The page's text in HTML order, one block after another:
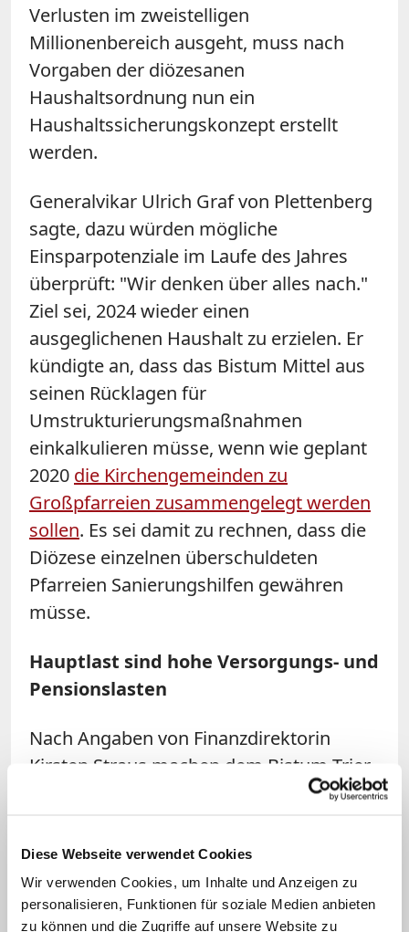
Diese Webseite verwendet Cookies
Wir verwenden Cookies, um Inhalte und Anzeigen zu
personalisieren, Funktionen für soziale Medien anbieten
zu können und die Zugriffe auf unsere Website zu
Verlusten im zweistelligen
Millionenbereich ausgeht, muss nach
Vorgaben der diözesanen
Haushaltsordnung nun ein
Haushaltssicherungskonzept erstellt
werden.
Generalvikar Ulrich Graf von Plettenberg
sagte, dazu würden mögliche
Einsparpotenziale im Laufe des Jahres
überprüft: "Wir denken über alles nach."
Ziel sei, 2024 wieder einen
ausgeglichenen Haushalt zu erzielen. Er
kündigte an, dass das Bistum Mittel aus
seinen Rücklagen für
Umstrukturierungsmaßnahmen
einkalkulieren müsse, wenn wie geplant
2020 die Kirchengemeinden zu
Großpfarreien zusammengelegt werden
sollen. Es sei damit zu rechnen, dass die
Diözese einzelnen überschuldeten
Pfarreien Sanierungshilfen gewähren
müsse.
Hauptlast sind hohe Versorgungs- und
Pensionslasten
Nach Angaben von Finanzdirektorin
Kirsten Straus machen dem Bistum Trier
vor allem die hohen Versorgungs- und
2017 stiegen die
Altersvorsorgeaufwendungen im
laufenden Jahr um 11,4 Millionen Euro